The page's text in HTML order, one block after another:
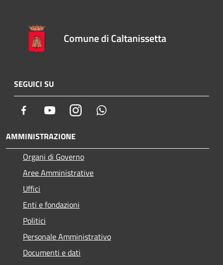
Comune di Caltanissetta
SEGUICI SU
Facebook YoutubeInstagram
AMMINISTRAZIONE
Organi di Governo
Aree Amministrative
Uffici
Enti e fondazioni
Politici
Personale Amministrativo
Documenti e dati